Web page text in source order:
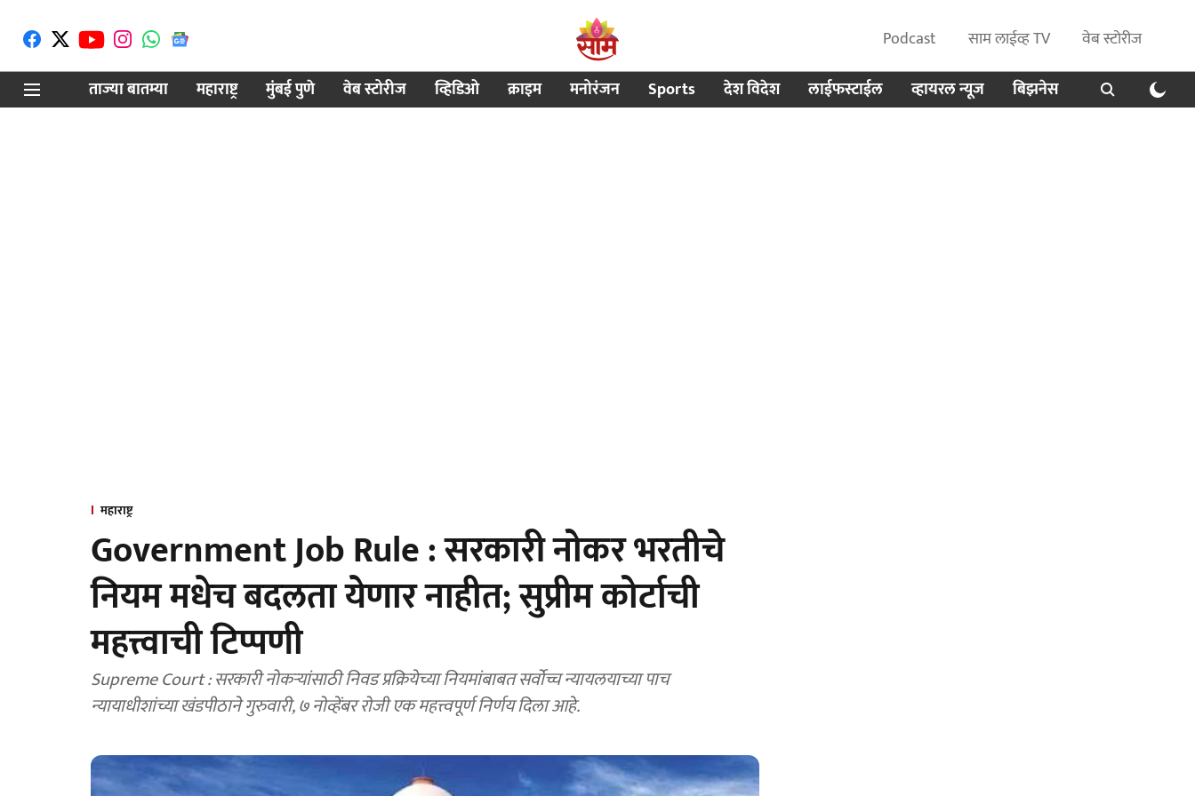
Podcast साम लाईव्ह TV
वेब स्टोरीज
ताज्या बातम्या
महाराष्ट्र मुंबई पुणे वेब स्टोरीज व्हिडिओ क्राइम मनोरंजन Sports देश विदेश लाईफस्टाईल व्हायरल न्यूज बिझनेस
महाराष्ट्र
Government Job Rule : सरकारी नोकर भरतीचे
नियम मधेच बदलता येणार नाहीत; सुप्रीम कोर्टाची
महत्त्वाची टिप्पणी
Supreme Court : सरकारी नोकऱ्यांसाठी निवड प्रक्रियेच्या नियमांबाबत सर्वोच्च न्यायलयाच्या पाच
न्यायाधीशांच्या खंडपीठाने गुरुवारी, ७ नोव्हेंबर रोजी एक महत्त्वपूर्ण निर्णय दिला आहे.